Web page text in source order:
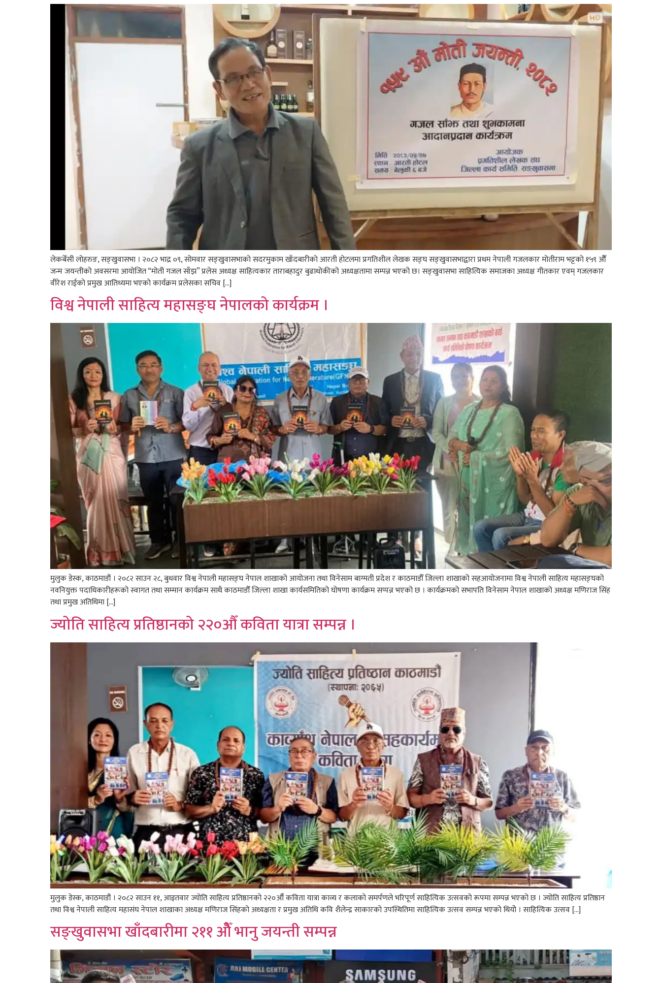
लेकबेँसी लाेहरुङ, सङ्खुवासभा । २०८२ भाद्र ०९, सोमवार सङ्खुवासभाकाे सदरमुकाम खाँदबारीकाे आरती हाेटलमा प्रगतिशील लेखक सङ्घ सङ्खुवासभाद्वारा प्रथम नेपाली गजलकार माेतीराम भट्टकाे १५९ ओैँ
जन्म जयन्तीको अवसरमा आयाेजित “माेती गजल साँझ” प्रलेस अध्यक्ष साहित्यकार ताराबहादुर बुढाथोकीको अध्यक्षतामा सम्पन्न भएको छ। सङ्खुवासभा साहित्यिक समाजका अध्यक्ष गीतकार एवम् गजलकार
वीरेश राईकाे प्रमुख आतिथ्यमा भएको कार्यक्रम प्रलेसका सचिव […]
विश्व नेपाली साहित्य महासङ्घ नेपालको कार्यक्रम ।
मुलुक डेस्क, काठमाडौं । २०८२ साउन २८, बुधवार विश्व नेपाली महासङ्घ नेपाल शाखाको आयोजना तथा विनेसाम बाग्मती प्रदेश र काठमाडौँ जिल्ला शाखाको सहआयोजनामा विश्व नेपाली साहित्य महासङ्घको
नवनियुक्त पदाधिकारीहरूको स्वागत तथा सम्मान कार्यक्रम साथै काठमाडौँ जिल्ला शाखा कार्यसमितिको घोषणा कार्यक्रम सप्पन्न भएको छ । कार्यक्रमको सभापति विनेसाम नेपाल शाखाको अध्यक्ष मणिराज सिंह
तथा प्रमुख अतिथिमा […]
ज्योति साहित्य प्रतिष्ठानको २२०औँ कविता यात्रा सम्पन्न ।
मुलुक डेस्क, काठमाडौं । २०८२ साउन ११, आइतवार ज्योति साहित्य प्रतिष्ठानको २२०औँ कविता यात्रा काव्य र कलाको समर्पणले भरिपूर्ण साहित्यिक उत्सवको रूपमा सम्पन्न भएको छ । ज्योति साहित्य प्रतिष्ठान
तथा विश्व नेपाली साहित्य महासंघ नेपाल शाखाका अध्यक्ष मणिराज सिंहको अध्यक्षता र प्रमुख अतिथि कवि शैलेन्द्र साकारको उपस्थितिमा साहित्यिक उत्सव सम्पन्न भएको थियोे । साहित्यिक उत्सव […]
सङ्खुवासभा खाँदबारीमा २११ ओैँ भानु जयन्ती सम्पन्न